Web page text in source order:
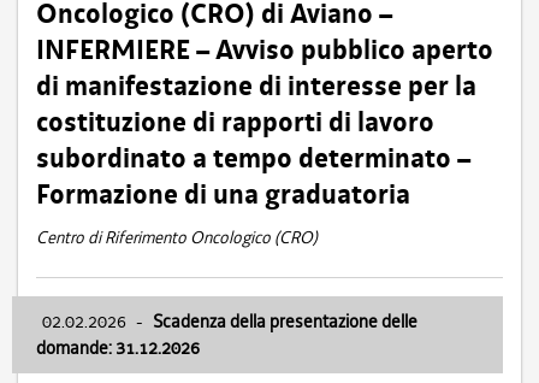
Oncologico (CRO) di Aviano –
INFERMIERE – Avviso pubblico aperto
di manifestazione di interesse per la
costituzione di rapporti di lavoro
subordinato a tempo determinato –
Formazione di una graduatoria
Centro di Riferimento Oncologico (CRO)
02.02.2026 - Scadenza della presentazione delle
domande: 31.12.2026